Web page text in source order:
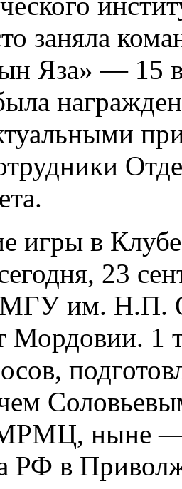
заняла
Яза» — 15
в Клубе
23
им. Н.П.
Мордовии. 1
ныне —
РФ в